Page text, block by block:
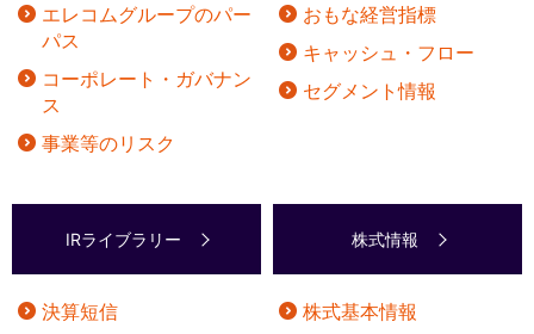
エレコムグループのパー
パス
コーポレート・ガバナン
ス
事業等のリスク
おもな経営指標
キャッシュ・フロー
セグメント情報
IRライブラリー
決算短信
株式情報
株式基本情報